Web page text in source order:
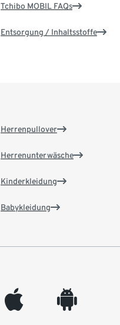
Tchibo MOBIL FAQs
Entsorgung / Inhaltsstoffe
Herrenpullover
Herrenunterwäsche
Kinderkleidung
Babykleidung
appleinc android